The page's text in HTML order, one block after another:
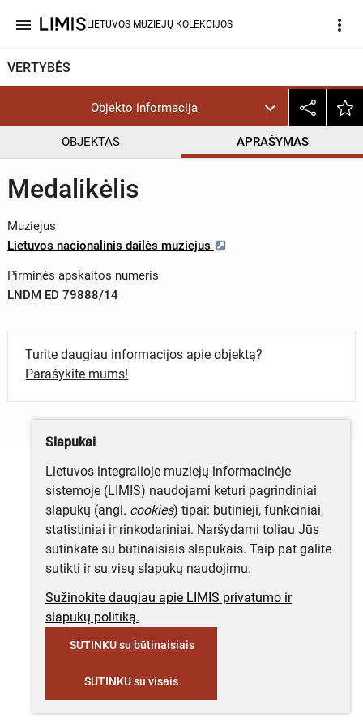
menu LIETUVOS MUZIEJŲ KOLEKCIJOS more_vert
VERTYBĖS
Objekto informacija
OBJEKTAS APRAŠYMAS
Medalikėlis
Muziejus
Lietuvos nacionalinis dailės muziejus
Pirminės apskaitos numeris
LNDM ED 79888/14
Turite daugiau informacijos apie objektą?
Parašykite mums!
Slapukai
Lietuvos integralioje muziejų informacinėje
sistemoje (LIMIS) naudojami keturi pagrindiniai
slapukų (angl. cookies) tipai: būtinieji, funkciniai,
statistiniai ir rinkodariniai. Naršydami toliau Jūs
sutinkate su būtinaisiais slapukais. Taip pat galite
sutikti ir su visų slapukų naudojimu.
Sužinokite daugiau apie LIMIS privatumo ir
slapukų politiką.
SUTINKU su būtinaisiais
SUTINKU su visais